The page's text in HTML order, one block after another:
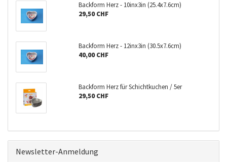
Backform Herz - 10inx3in (25.4x7.6cm)
29,50 CHF
Backform Herz - 12inx3in (30.5x7.6cm)
40,00 CHF
Backform Herz für Schichtkuchen / 5er
29,50 CHF
Newsletter-Anmeldung